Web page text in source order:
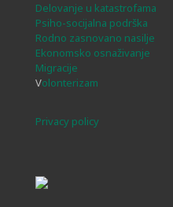
Delovanje u katastrofama
Psiho-socijalna podrška
Rodno zasnovano nasilje
Ekonomsko osnaživanje
Migracije
Volonterizam
Privacy policy